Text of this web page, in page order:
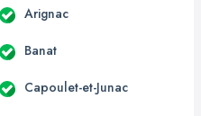
Arignac
Banat
Capoulet-et-Junac